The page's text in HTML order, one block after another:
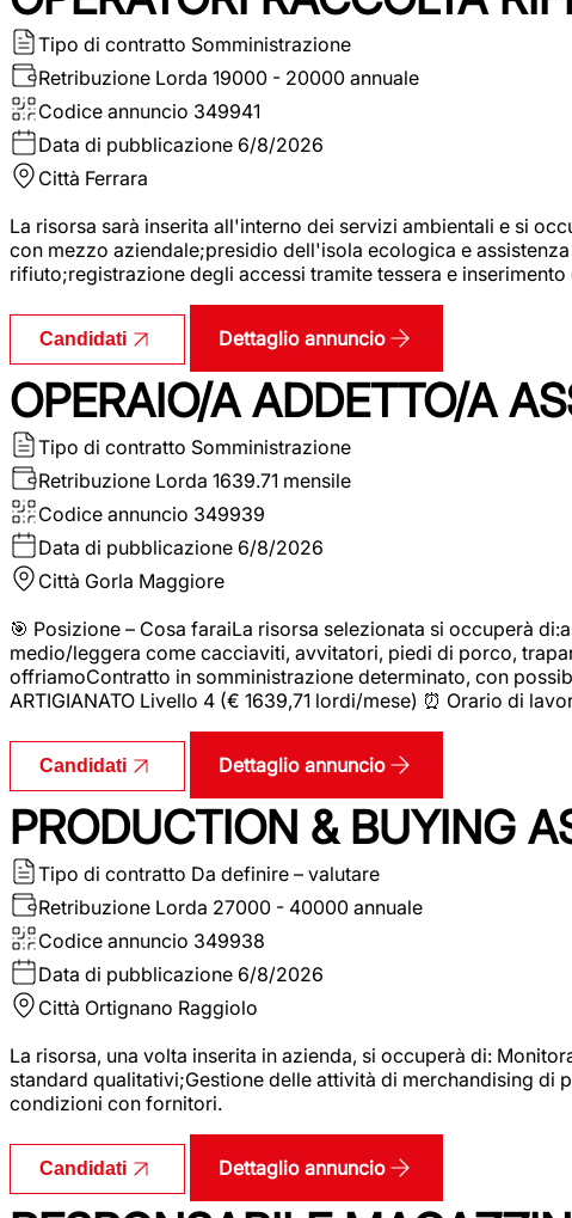
Tipo di contratto Somministrazione
Retribuzione Lorda 19000 - 20000 annuale
Codice annuncio 349941
Data di pubblicazione 6/8/2026
Città Ferrara
La risorsa sarà inserita all'interno dei servizi ambientali e si
con mezzo aziendale;presidio dell'isola ecologica e
rifiuto;registrazione degli accessi tramite tessera e
Candidati Dettaglio annuncio
OPERAIO/A ADDETTO/A
Tipo di contratto Somministrazione
Retribuzione Lorda 1639.71 mensile
Codice annuncio 349939
Data di pubblicazione 6/8/2026
Città Gorla Maggiore
🎯 Posizione – Cosa faraiLa risorsa selezionata si occuperà
medio/leggera come cacciaviti, avvitatori, piedi di porco,
offriamoContratto in somministrazione determinato, con
ARTIGIANATO Livello 4 (€ 1639,71 lordi/mese) ⏰ Orario di
Candidati Dettaglio annuncio
PRODUCTION & BUYING
Tipo di contratto Da definire – valutare
Retribuzione Lorda 27000 - 40000 annuale
Codice annuncio 349938
Data di pubblicazione 6/8/2026
Città Ortignano Raggiolo
La risorsa, una volta inserita in azienda, si occuperà di:
standard qualitativi;Gestione delle attività di merchandising
condizioni con fornitori.
Candidati Dettaglio annuncio